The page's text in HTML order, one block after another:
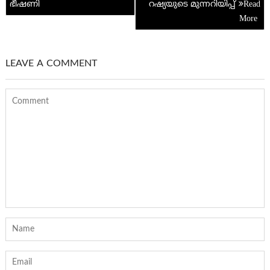
ഭീഷണി
റഷ്യയുടെ മുന്നറിയിപ്പ്
LEAVE A COMMENT